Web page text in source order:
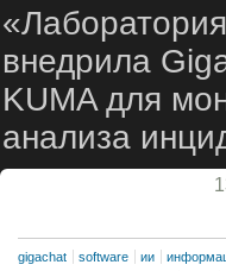
/VAR/CONTACT
внедрила
KUMA для
анализа
gigachat software ии